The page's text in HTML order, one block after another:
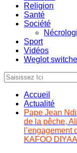
Religion
Santé
Société
Sport
Vidéos
Weglot
Accueil
Actualité
Pape Jean
de la pêche,
KAFOO